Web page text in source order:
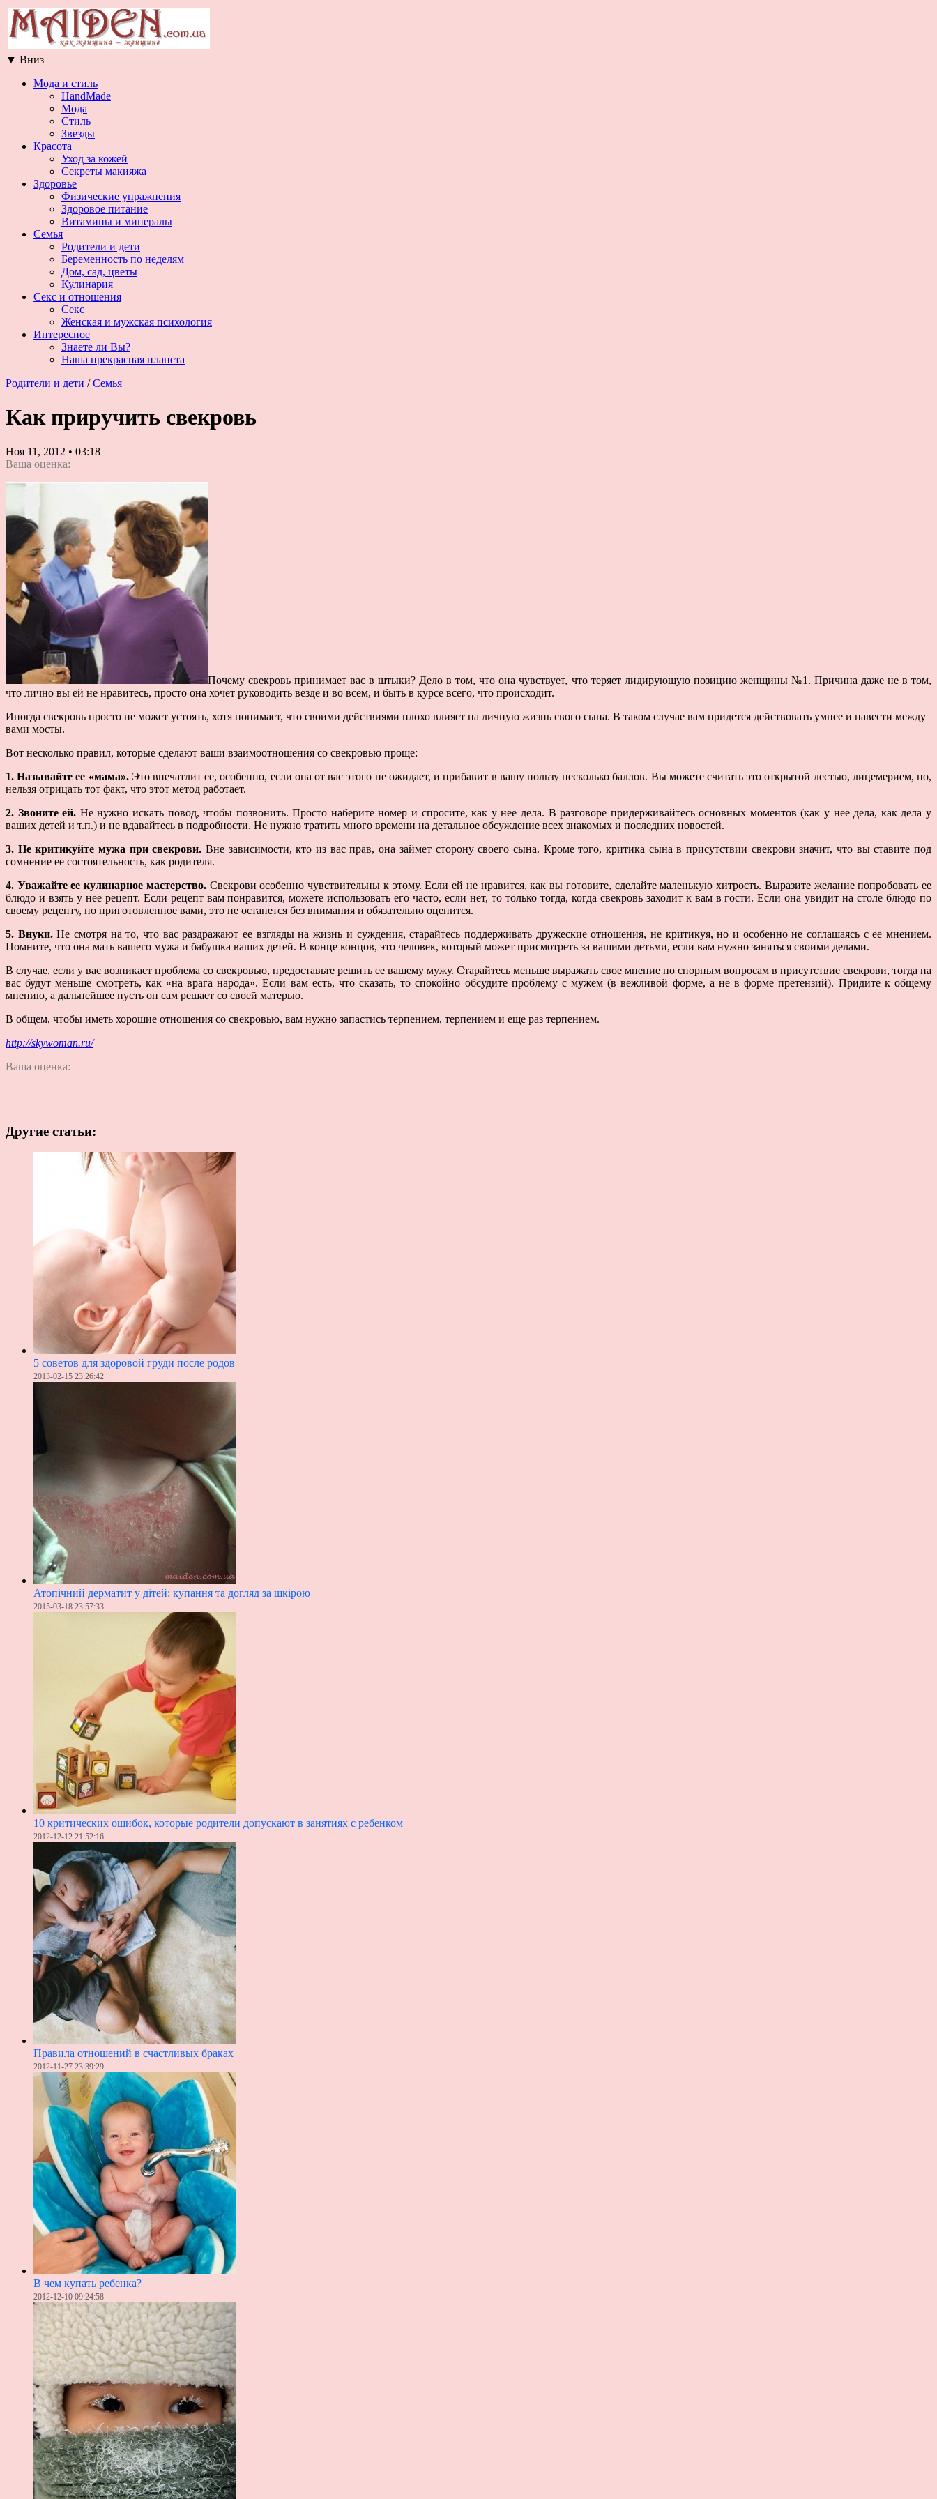
▼ Вниз
Мода и стиль
HandMade
Мода
Стиль
Звезды
Красота
Уход за кожей
Секреты макияжа
Здоровье
Физические упражнения
Здоровое питание
Витамины и минералы
Семья
Родители и дети
Беременность по неделям
Дом, сад, цветы
Кулинария
Секс и отношения
Секс
Женская и мужская психология
Интересное
Знаете ли Вы?
Наша прекрасная планета
Родители и дети / Семья
Как приручить свекровь
Ноя 11, 2012 • 03:18
Ваша оценка:
Почему свекровь принимает вас в штыки? Дело в том, что она чувствует, что теряет лидирующую позицию женщины №1. Причина даже не в том,
что лично вы ей не нравитесь, просто она хочет руководить везде и во всем, и быть в курсе всего, что происходит.
Иногда свекровь просто не может устоять, хотя понимает, что своими действиями плохо влияет на личную жизнь свого сына. В таком случае вам придется действовать умнее и навести между
вами мосты.
Вот несколько правил, которые сделают ваши взаимоотношения со свекровью проще:
1. Называйте ее «мама».Это впечатлит ее, особенно, если она от вас этого не ожидает, и прибавит в вашу пользу несколько баллов. Вы можете считать это открытой лестью, лицемерием, но,
нельзя отрицать тот факт, что этот метод работает.
2. Звоните ей. Не нужно искать повод, чтобы позвонить. Просто наберите номер и спросите, как у нее дела. В разговоре придерживайтесь основных моментов (как у нее дела, как дела у
ваших детей и т.п.) и не вдавайтесь в подробности. Не нужно тратить много времени на детальное обсуждение всех знакомых и последних новостей.
3. Не критикуйте мужа при свекрови. Вне зависимости, кто из вас прав, она займет сторону своего сына. Кроме того, критика сына в присутствии свекрови значит, что вы ставите под
сомнение ее состоятельность, как родителя.
4. Уважайте ее кулинарное мастерство.Свекрови особенно чувствительны к этому. Если ей не нравится, как вы готовите, сделайте маленькую хитрость. Выразите желание попробовать ее
блюдо и взять у нее рецепт. Если рецепт вам понравится, можете использовать его часто, если нет, то только тогда, когда свекровь заходит к вам в гости. Если она увидит на столе блюдо по
своему рецепту, но приготовленное вами, это не останется без внимания и обязательно оценится.
5. Внуки.Не смотря на то, что вас раздражают ее взгляды на жизнь и суждения, старайтесь поддерживать дружеские отношения, не критикуя, но и особенно не соглашаясь с ее мнением.
Помните, что она мать вашего мужа и бабушка ваших детей. В конце концов, это человек, который может присмотреть за вашими детьми, если вам нужно заняться своими делами.
В случае, если у вас возникает проблема со свекровью, предоставьте решить ее вашему мужу. Старайтесь меньше выражать свое мнение по спорным вопросам в присутствие свекрови, тогда на
вас будут меньше смотреть, как «на врага народа». Если вам есть, что сказать, то спокойно обсудите проблему с мужем (в вежливой форме, а не в форме претензий). Придите к общему
мнению, а дальнейшее пусть он сам решает со своей матерью.
В общем, чтобы иметь хорошие отношения со свекровью, вам нужно запастись терпением, терпением и еще раз терпением.
http://skywoman.ru/
Ваша оценка:
Другие статьи:
5 советов для здоровой груди после родов
2013-02-15 23:26:42
Атопічний дерматит у дітей: купання та догляд за шкірою
2015-03-18 23:57:33
10 критических ошибок, которые родители допускают в занятиях с ребенком
2012-12-12 21:52:16
Правила отношений в счастливых браках
2012-11-27 23:39:29
В чем купать ребенка?
2012-12-10 09:24:58